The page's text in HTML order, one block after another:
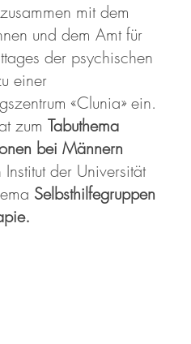
mit dem
und dem Amt für
der psychischen
einer
«Clunia» ein.
zum Tabuthema
bei Männern
der Universität
Selbsthilfegruppen